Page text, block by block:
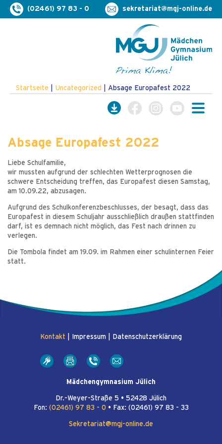
(02461) 97 83 - 0 sekretariat@mgj-online.de
Startseite Uncategorized Absage Europafest 2022
Absage Europafest 2022
Liebe Schulfamilie,
wir mussten aufgrund der schlechten Wetterprognosen die
schwere Entscheidung treffen, das Europafest diesen Samstag,
am 10.09.22, abzusagen.
Aufgrund des Schulkonferenzbeschlusses, der besagt, dass das
Europafest in diesem Schuljahr ausschließlich draußen stattfinden
darf, ist es demnach nicht möglich, das Fest nach drinnen zu
verlegen.
Die Tombola findet am 19.09. im Rahmen einer schulinternen Feier
statt.
Kontakt Impressum Datenschutzerklärung
Mädchengymnasium Jülich
Dr.-Weyer-Straße 5 • 52428 Jülich
Fon: (02461) 97 83 - 0 • Fax: (02461) 97 83 - 33
Sekretariat@mgj-online.de